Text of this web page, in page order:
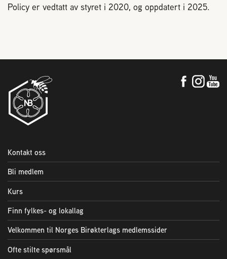
Policy er vedtatt av styret i 2020, og oppdatert i 2025.
Kontakt oss
Bli medlem
Kurs
Finn fylkes- og lokallag
Velkommen til Norges Birøkterlags medlemssider
Ofte stilte spørsmål